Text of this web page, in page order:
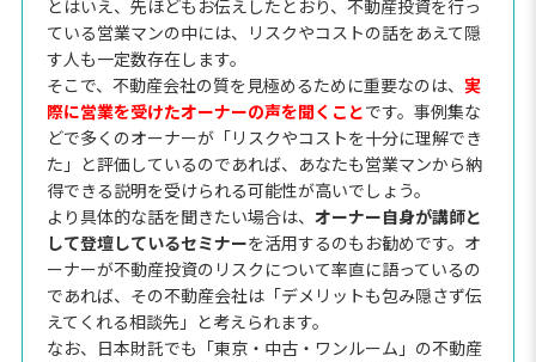
とはいえ、先ほどもお伝えしたとおり、不動産投資を行っ
ている営業マンの中には、リスクやコストの話をあえて隠
す人も一定数存在します。
そこで、不動産会社の質を見極めるために重要なのは、 実
際に営業を受けたオーナーの声を聞くことです。事例集な
どで多くのオーナーが「リスクやコストを十分に理解でき
た」と評価しているのであれば、あなたも営業マンから納
得できる説明を受けられる可能性が高いでしょう。
より具体的な話を聞きたい場合は、 オーナー自身が講師と
して登壇しているセミナーを活用するのもお勧めです。オ
ーナーが不動産投資のリスクについて率直に語っているの
であれば、その不動産会社は「デメリットも包み隠さず伝
えてくれる相談先」と考えられます。
なお、日本財託でも「東京・中古・ワンルーム」の不動産